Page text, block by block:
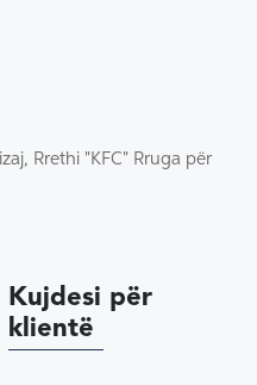
Rrethi "KFC" Rruga për
Kujdesi për
klientë